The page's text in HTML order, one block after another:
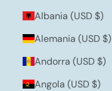
Albania (USD $)
Alemania (USD $)
Andorra (USD $)
Angola (USD $)